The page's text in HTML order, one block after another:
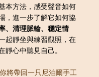
本方法，感受聲音如何
，進一步了解它如何協
、清理脈輪、穩定情
起靜坐與練習觀照，在
靜心中聽見自己。
將帶回一只尼泊爾手工